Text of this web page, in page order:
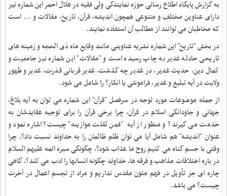
به گزارش پایگاه اطلاع رسانی حوزه نمایندگی ولی فقیه در هلال احمر این شماره نیز
دارای عناوین مختلف و متنوعی همچون اندیشه، قرآن، تاریخ، مقالات و ... است
که مخاطبان می توانند از مطالب آن استفاده نمایند.
در بخش "تاریخ" این شماره نشریه عناوینی مانند وقایع ماه ذی الحجه و زمینه های
تاریحی حادثه غدیر به چاپ رسیده است و "مقالات" این شماره نیز جامعیت و
کمال دین، حدیث غدیر، در غدیر چه گذشت، غدیر قربانی قدرت، غدیر و ظهور
ولایت در آیه تبلیغ و غدیر، فراموشی یا انکار؟ را شامل می شود.
از جمله موضوعات مورد توجه در سرفصل "قرآن" این شماره می توان به آیه بلاغ،
جهانی و جاودانگی اسلام در قرآن، چرا برخی قرآن را برای توجیه عقایدشان به
خدمت می گیرند؟ و منظور از آیه "فمن ثقلت موازینه" چیست؟ اشاره نمود و
عنوان "اندیشه" هم شامل آیا می توان ظلم ظالمان را به خداوند نسبت داد؟، چرا
وقتی با جسم گناه می کنیم روح ما عذاب شود؟، چگونگی سیره ائمه علیهم السلام
در باره اختلاقات مذاهب و فرقه ها، خداوند چگونه انسانها را ادب می کند؟، گاهی
چاره ای جز تأویل در فهم متون مقدس نداریم و مراد از تجسم اعمال در آخرت
چیست؟ می باشد.